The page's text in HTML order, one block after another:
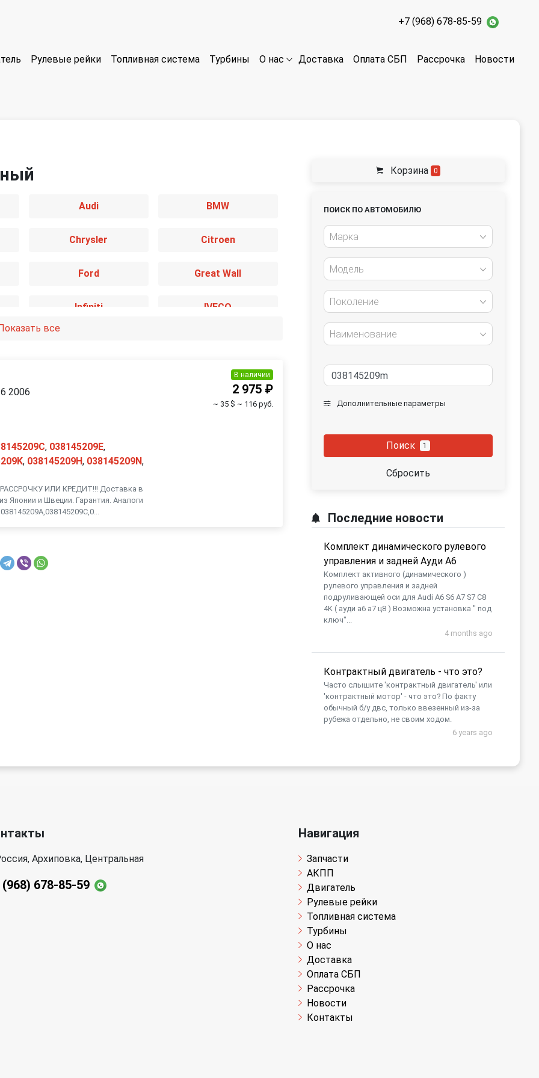
+7 (968) 678-85-59
Рулевые рейки Топливная система Турбины О нас Доставка Оплата СБП Рассрочка Новости
Audi BMW
Chrysler Citroen
Ford Great Wall
Infiniti IVECO
Mercedes-Benz
Opel
Renault
Toyota
Показать все
2006
, 038145209E,
, 038145209H, 038145209N,
ИЛИ КРЕДИТ!!! Доставка в
Японии и Швеции. Гарантия. Аналоги
В наличии
2 975 ₽
~ 35 $ ~ 116 руб.
Корзина 0
ПОИСК ПО АВТОМОБИЛЮ
Марка
Модель
Поколение
Наименование
Дополнительные параметры
Поиск 1
Сбросить
Последние новости
Комплект динамического рулевого
управления и задней Ауди А6
Комплект активного (динамического )
рулевого управления и задней
подруливающей оси для Audi A6 S6 A7 S7 C8
4K ( ауди а6 а7 ц8 ) Возможна установка " под
ключ"...
4 months ago
Контрактный двигатель - что это?
Часто слышите 'контрактный двигатель' или
'контрактный мотор' - что это? По факту
обычный б/у двс, только ввезенный из-за
рубежа отдельно, не своим ходом.
6 years ago
Архиповка, Центральная
(968) 678-85-59
Навигация
Запчасти
АКПП
Двигатель
Рулевые рейки
Топливная система
Турбины
О нас
Доставка
Оплата СБП
Рассрочка
Новости
Контакты